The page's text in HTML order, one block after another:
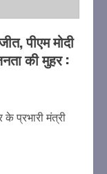
पीएम मोदी
की मुहर :
प्रभारी मंत्री